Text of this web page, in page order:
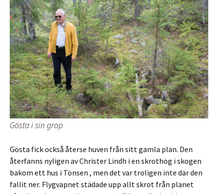
Gösta i sin grop
Gösta fick också återse huven från sitt gamla plan. Den
återfanns nyligen av Christer Lindh i en skrothög i skogen
bakom ett hus i Tönsen , men det var troligen inte där den
fallit ner. Flygvapnet städade upp allt skrot från planet